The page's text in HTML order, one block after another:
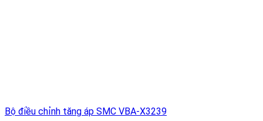
Bộ điều chỉnh tăng áp SMC VBA-X3239